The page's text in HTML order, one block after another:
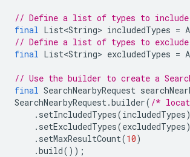
// Define a list of types to
final List<String> includedTypes =
// Define a list of types to
final List<String> excludedTypes =
// Use the builder to create a
final SearchNearbyRequest
SearchNearbyRequest.builder( /*
. setIncludedTypes(includedTypes)
. setExcludedTypes(excludedTypes)
. setMaxResultCount(10)
.build());